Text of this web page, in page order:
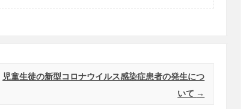
児童生徒の新型コロナウイルス感染症患者の発生につ
いて →